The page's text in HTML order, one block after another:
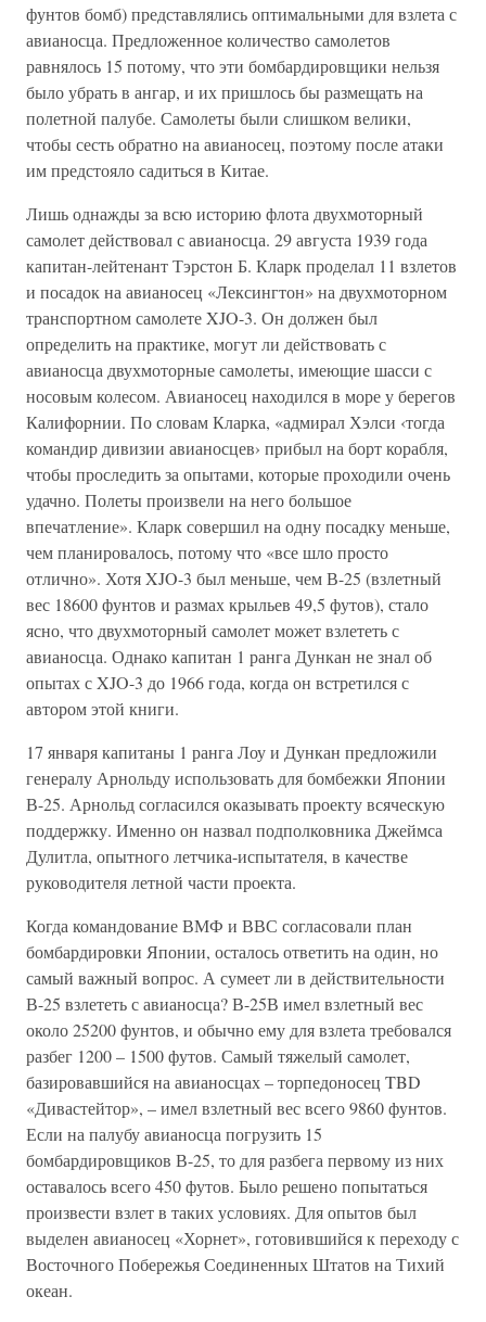
фунтов бомб) представлялись оптимальными для взлета с
авианосца. Предложенное количество самолетов
равнялось 15 потому, что эти бомбардировщики нельзя
было убрать в ангар, и их пришлось бы размещать на
полетной палубе. Самолеты были слишком велики,
чтобы сесть обратно на авианосец, поэтому после атаки
им предстояло садиться в Китае.
Лишь однажды за всю историю флота двухмоторный
самолет действовал с авианосца. 29 августа 1939 года
капитан-лейтенант Тэрстон Б. Кларк проделал 11 взлетов
и посадок на авианосец «Лексингтон» на двухмоторном
транспортном самолете XJO-3. Он должен был
определить на практике, могут ли действовать с
авианосца двухмоторные самолеты, имеющие шасси с
носовым колесом. Авианосец находился в море у берегов
Калифорнии. По словам Кларка, «адмирал Хэлси ‹тогда
командир дивизии авианосцев› прибыл на борт корабля,
чтобы проследить за опытами, которые проходили очень
удачно. Полеты произвели на него большое
впечатление». Кларк совершил на одну посадку меньше,
чем планировалось, потому что «все шло просто
отлично». Хотя XJO-3 был меньше, чем В-25 (взлетный
вес 18600 фунтов и размах крыльев 49,5 футов), стало
ясно, что двухмоторный самолет может взлететь с
авианосца. Однако капитан 1 ранга Дункан не знал об
опытах с XJO-3 до 1966 года, когда он встретился с
автором этой книги.
17 января капитаны 1 ранга Лоу и Дункан предложили
генералу Арнольду использовать для бомбежки Японии
В-25. Арнольд согласился оказывать проекту всяческую
поддержку. Именно он назвал подполковника Джеймса
Дулитла, опытного летчика-испытателя, в качестве
руководителя летной части проекта.
Когда командование ВМФ и ВВС согласовали план
бомбардировки Японии, осталось ответить на один, но
самый важный вопрос. А сумеет ли в действительности
В-25 взлететь с авианосца? В-25В имел взлетный вес
около 25200 фунтов, и обычно ему для взлета требовался
разбег 1200 – 1500 футов. Самый тяжелый самолет,
базировавшийся на авианосцах – торпедоносец TBD
«Дивастейтор», – имел взлетный вес всего 9860 фунтов.
Если на палубу авианосца погрузить 15
бомбардировщиков В-25, то для разбега первому из них
оставалось всего 450 футов. Было решено попытаться
произвести взлет в таких условиях. Для опытов был
выделен авианосец «Хорнет», готовившийся к переходу с
Восточного Побережья Соединенных Штатов на Тихий
океан.